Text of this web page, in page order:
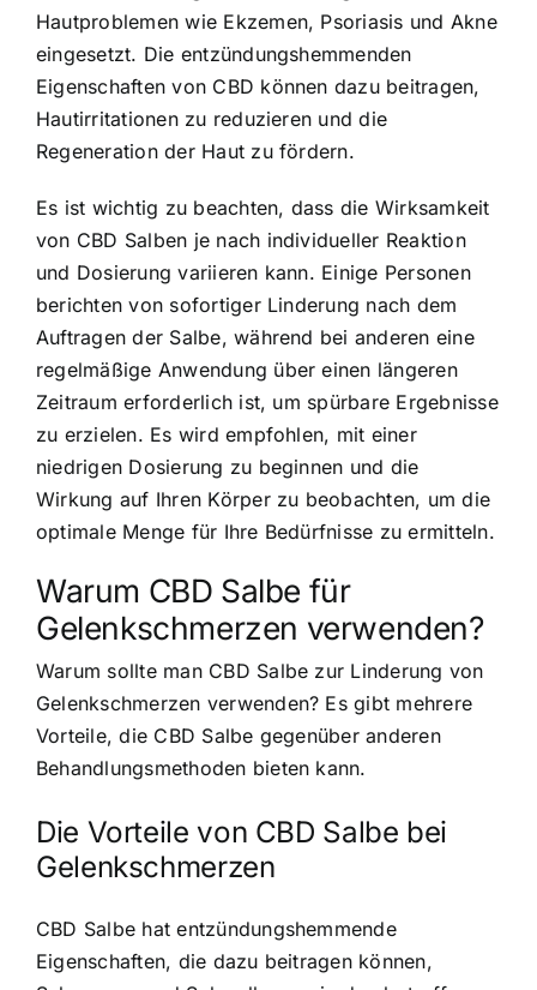
Hautproblemen wie Ekzemen, Psoriasis und Akne
eingesetzt. Die entzündungshemmenden
Eigenschaften von CBD können dazu beitragen,
Hautirritationen zu reduzieren und die
Regeneration der Haut zu fördern.
Es ist wichtig zu beachten, dass die Wirksamkeit
von CBD Salben je nach individueller Reaktion
und Dosierung variieren kann. Einige Personen
berichten von sofortiger Linderung nach dem
Auftragen der Salbe, während bei anderen eine
regelmäßige Anwendung über einen längeren
Zeitraum erforderlich ist, um spürbare Ergebnisse
zu erzielen. Es wird empfohlen, mit einer
niedrigen Dosierung zu beginnen und die
Wirkung auf Ihren Körper zu beobachten, um die
optimale Menge für Ihre Bedürfnisse zu ermitteln.
Warum CBD Salbe für
Gelenkschmerzen verwenden?
Warum sollte man CBD Salbe zur Linderung von
Gelenkschmerzen verwenden? Es gibt mehrere
Vorteile, die CBD Salbe gegenüber anderen
Behandlungsmethoden bieten kann.
Die Vorteile von CBD Salbe bei
Gelenkschmerzen
CBD Salbe hat entzündungshemmende
Eigenschaften, die dazu beitragen können,